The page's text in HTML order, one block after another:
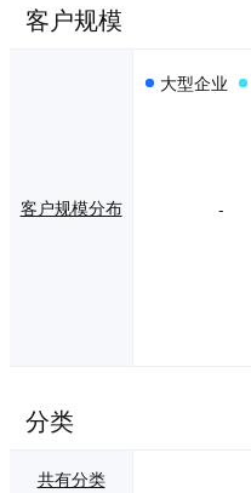
客户规模
客户规模分布
大型企业
-
分类
共有分类